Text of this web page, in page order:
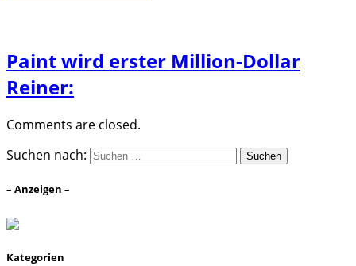
Paint wird erster Million-Dollar
Reiner:
Comments are closed.
Suchen nach:
– Anzeigen –
Kategorien